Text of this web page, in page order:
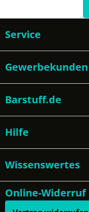
Service
Gewerbekunden
Barstuff.de
Hilfe
Wissenswertes
Online-Widerruf